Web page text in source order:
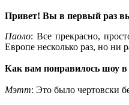
Привет! Вы в первый раз
Паоло: Все прекрасно,
Европе несколько раз, но ни
Как вам понравилось шоу в
Мэтт: Это было чертовски